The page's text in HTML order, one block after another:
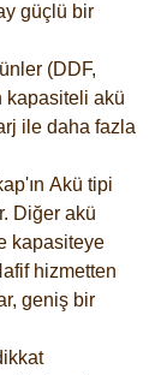
güçlü bir
(DDF,
kapasiteli akü
ile daha fazla
Akü tipi
Diğer akü
kapasiteye
hizmetten
geniş bir